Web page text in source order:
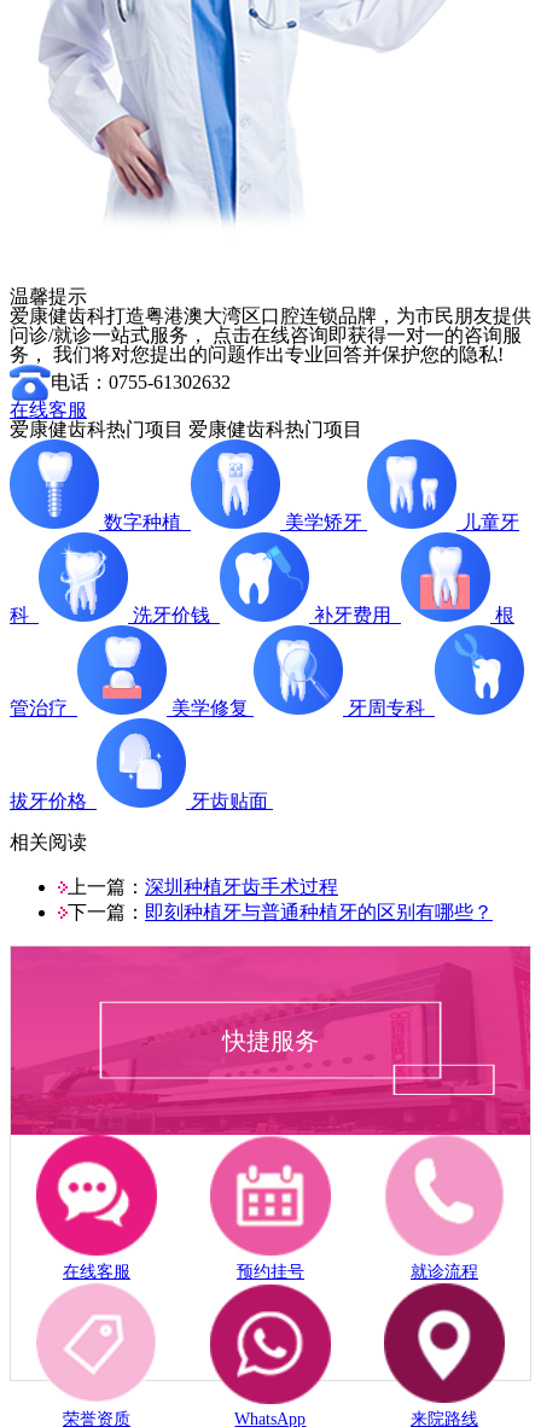
温馨提示
爱康健齿科打造粤港澳大湾区口腔连锁品牌，为市民朋友提供
问诊/就诊一站式服务， 点击在线咨询即获得一对一的咨询服
务， 我们将对您提出的问题作出专业回答并保护您的隐私!
电话：0755-61302632
在线客服
爱康健齿科热门项目 爱康健齿科热门项目
数字种植 美学矫牙 儿童牙
科 洗牙价钱 补牙费用 根
管治疗 美学修复 牙周专科
拔牙价格
牙齿贴面
相关阅读
上一篇： 深圳种植牙齿手术过程
下一篇： 即刻种植牙与普通种植牙的区别有哪些？
快捷服务
在线客服 预约挂号 就诊流程
荣誉资质 WhatsApp 来院路线